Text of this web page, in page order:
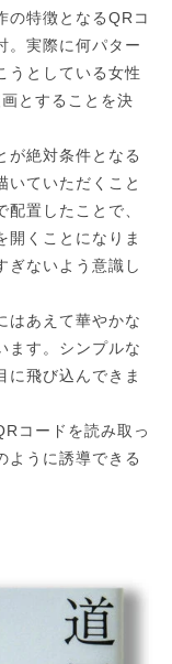
の特徴となるQRコ
。実際に何パター
うとしている女性
とすることを決
が絶対条件となる
いていただくこと
置したことで、
開くことになりま
ぎないよう意識し
はあえて華やかな
ます。シンプルな
に飛び込んできま
コードを読み取っ
ように誘導できる